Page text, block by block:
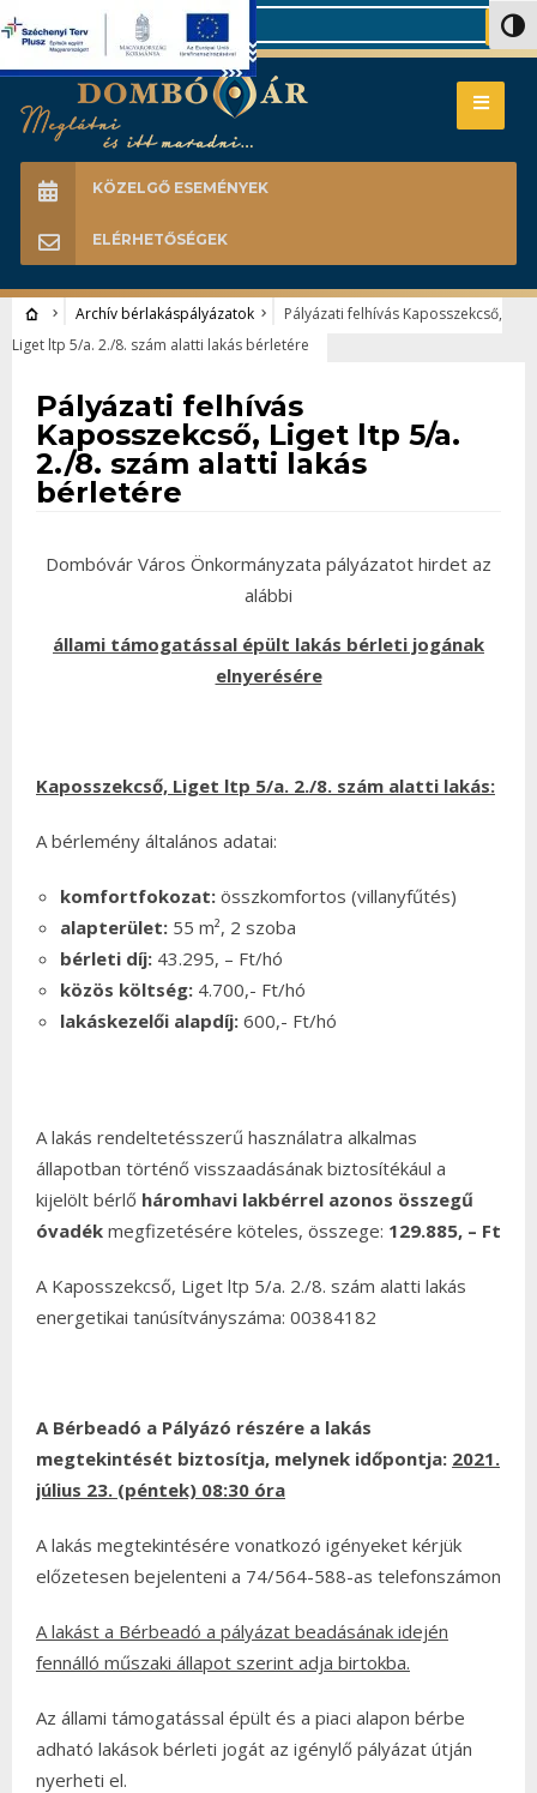
Search
KÖZELGŐ ESEMÉNYEK
ELÉRHETŐSÉGEK
Archív bérlakáspályázatok
Pályázati felhívás Kaposszekcső,
Liget ltp 5/a. 2./8. szám alatti lakás bérletére
Pályázati felhívás
Kaposszekcső, Liget ltp 5/a.
2./8. szám alatti lakás
bérletére
Dombóvár Város Önkormányzata pályázatot hirdet az
alábbi
állami támogatással épült lakás bérleti jogának
elnyerésére
Kaposszekcső, Liget ltp 5/a. 2./8. szám alatti lakás:
A bérlemény általános adatai:
komfortfokozat: összkomfortos (villanyfűtés)
alapterület: 55 m², 2 szoba
bérleti díj: 43.295, – Ft/hó
közös költség: 4.700,- Ft/hó
lakáskezelői alapdíj: 600,- Ft/hó
A lakás rendeltetésszerű használatra alkalmas
állapotban történő visszaadásának biztosítékául a
kijelölt bérlő háromhavi lakbérrel azonos összegű
óvadék megfizetésére köteles, összege: 129.885, – Ft
A Kaposszekcső, Liget ltp 5/a. 2./8. szám alatti lakás
energetikai tanúsítványszáma: 00384182
A Bérbeadó a Pályázó részére a lakás
megtekintését biztosítja, melynek időpontja: 2021.
július 23. (péntek) 08:30 óra
A lakás megtekintésére vonatkozó igényeket kérjük
előzetesen bejelenteni a 74/564-588-as telefonszámon
A lakást a Bérbeadó a pályázat beadásának idején
fennálló műszaki állapot szerint adja birtokba.
Az állami támogatással épült és a piaci alapon bérbe
adható lakások bérleti jogát az igénylő pályázat útján
nyerheti el.